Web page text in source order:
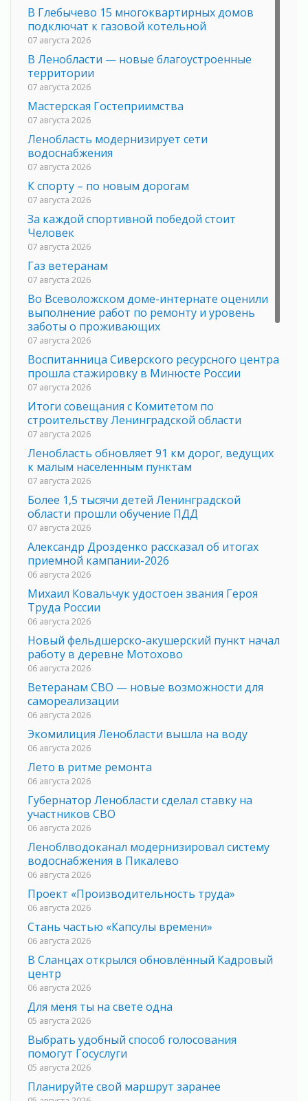
В Глебычево 15 многоквартирных домов
подключат к газовой котельной
07 августа 2026
В Ленобласти — новые благоустроенные
территории
07 августа 2026
Мастерская Гостеприимства
07 августа 2026
Ленобласть модернизирует сети
водоснабжения
07 августа 2026
К спорту – по новым дорогам
07 августа 2026
За каждой спортивной победой стоит
Человек
07 августа 2026
Газ ветеранам
07 августа 2026
Во Всеволожском доме-интернате оценили
выполнение работ по ремонту и уровень
заботы о проживающих
07 августа 2026
Воспитанница Сиверского ресурсного центра
прошла стажировку в Минюсте России
07 августа 2026
Итоги совещания с Комитетом по
строительству Ленинградской области
07 августа 2026
Ленобласть обновляет 91 км дорог, ведущих
к малым населенным пунктам
07 августа 2026
Более 1,5 тысячи детей Ленинградской
области прошли обучение ПДД
07 августа 2026
Александр Дрозденко рассказал об итогах
приемной кампании-2026
06 августа 2026
Михаил Ковальчук удостоен звания Героя
Труда России
06 августа 2026
Новый фельдшерско-акушерский пункт начал
работу в деревне Мотохово
06 августа 2026
Ветеранам СВО — новые возможности для
самореализации
06 августа 2026
Экомилиция Ленобласти вышла на воду
06 августа 2026
Лето в ритме ремонта
06 августа 2026
Губернатор Ленобласти сделал ставку на
участников СВО
06 августа 2026
Леноблводоканал модернизировал систему
водоснабжения в Пикалево
06 августа 2026
Проект «Производительность труда»
06 августа 2026
Стань частью «Капсулы времени»
06 августа 2026
В Сланцах открылся обновлённый Кадровый
центр
06 августа 2026
Для меня ты на свете одна
05 августа 2026
Выбрать удобный способ голосования
помогут Госуслуги
05 августа 2026
Планируйте свой маршрут заранее